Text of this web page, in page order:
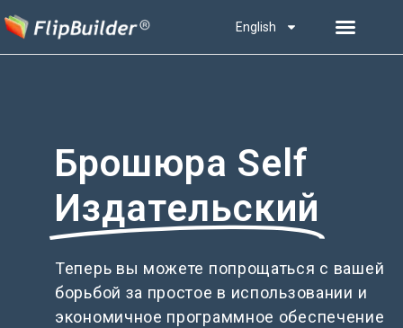
English
Брошюра Self
Издательский
Теперь вы можете попрощаться с вашей
борьбой за простое в использовании и
экономичное программное обеспечение